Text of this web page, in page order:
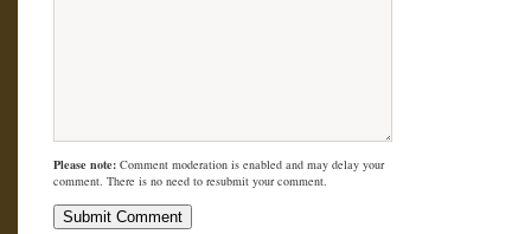
Please note: Comment moderation is enabled and may delay your
comment. There is no need to resubmit your comment.